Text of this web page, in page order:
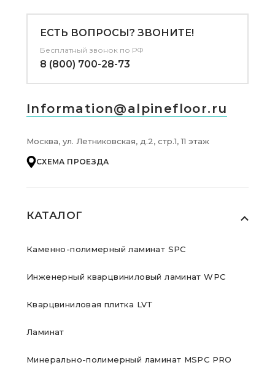
КАТАЛОГ
Каменно-полимерный ламинат SPC
Инженерный кварцвиниловый ламинат WPC
Кварцвиниловая плитка LVT
Ламинат
Минерально-полимерный ламинат MSPC PRO
ЕСТЬ ВОПРОСЫ? ЗВОНИТЕ!
Бесплатный звонок по РФ
8 (800) 700-28-73
Information@alpinefloor.ru
Москва, ул. Летниковская, д.2, стр.1, 11 этаж
СХЕМА ПРОЕЗДА